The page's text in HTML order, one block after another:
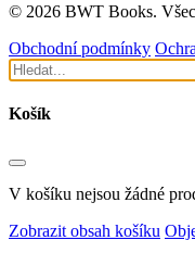
© 2026 BWT Books.
Obchodní podmínky
Košík
V košíku nejsou žádné
Zobrazit obsah košíku